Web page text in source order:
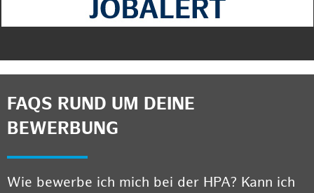
FAQS RUND UM DEINE
BEWERBUNG
Wie bewerbe ich mich bei der HPA? Kann ich